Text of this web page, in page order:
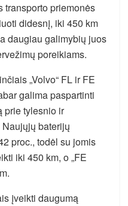
transporto priemonės
didesnį, iki 450 km
daugiau galimybių juos
poreikiams.
„Volvo“ FL ir FE
galima paspartinti
prie tylesnio ir
baterijų
proc., todėl su jomis
iki 450 km, o „FE
įveikti daugumą